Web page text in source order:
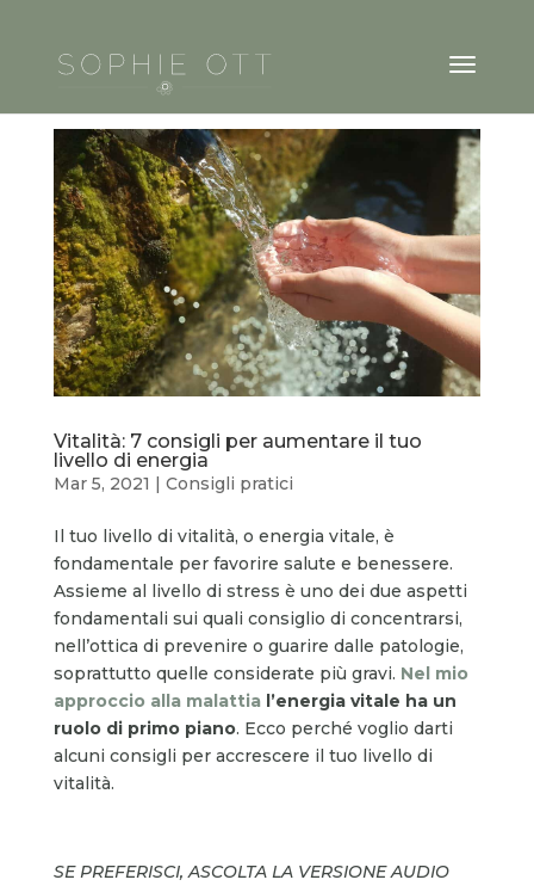
Vitalità: 7 consigli per aumentare il tuo
livello di energia
Mar 5, 2021 | Consigli pratici
Il tuo livello di vitalità, o energia vitale, è
fondamentale per favorire salute e benessere.
Assieme al livello di stress è uno dei due aspetti
fondamentali sui quali consiglio di concentrarsi,
nell’ottica di prevenire o guarire dalle patologie,
soprattutto quelle considerate più gravi. Nel mio
approccio alla malattia l’energia vitale ha un
ruolo di primo piano. Ecco perché voglio darti
alcuni consigli per accrescere il tuo livello di
vitalità.
SE PREFERISCI, ASCOLTA LA VERSIONE AUDIO